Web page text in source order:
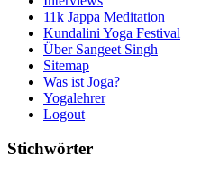
11k Jappa Meditation
Kundalini Yoga Festival
Über Sangeet Singh
Sitemap
Was ist Joga?
Yogalehrer
Logout
Stichwörter